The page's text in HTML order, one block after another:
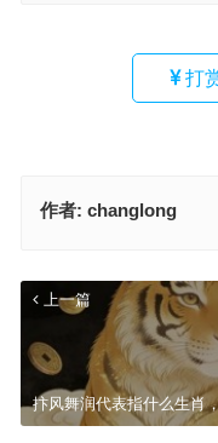
打
作者: changlong
上一篇
抃风舞润代表指什么生肖